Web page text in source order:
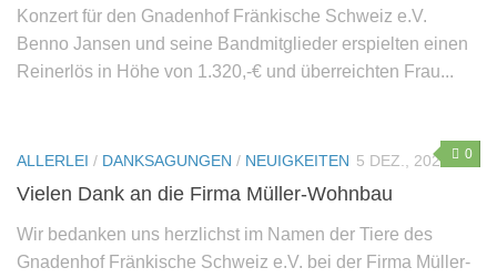
Konzert für den Gnadenhof Fränkische Schweiz e.V.
Benno Jansen und seine Bandmitglieder erspielten einen
Reinerlös in Höhe von 1.320,-€ und überreichten Frau...
0
ALLERLEI / DANKSAGUNGEN / NEUIGKEITEN 5 DEZ., 2021
Vielen Dank an die Firma Müller-Wohnbau
Wir bedanken uns herzlichst im Namen der Tiere des
Gnadenhof Fränkische Schweiz e.V. bei der Firma Müller-